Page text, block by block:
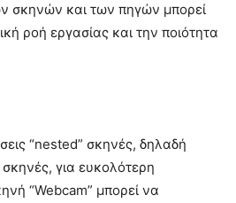
σκηνών και των πηγών μπορεί
ροή εργασίας και την ποιότητα
“nested” σκηνές, δηλαδή
για ευκολότερη
“Webcam” μπορεί να